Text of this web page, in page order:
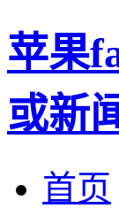
苹果
或新
首页